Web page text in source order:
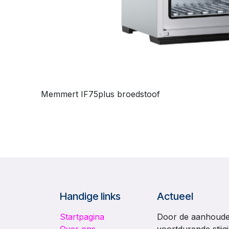
Memmert IF75plus broedstoof
Handige links
Startpagina
Actueel
Door de